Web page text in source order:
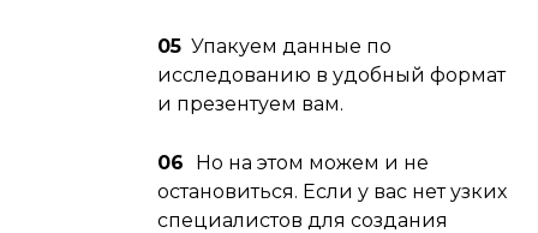
05 Упакуем данные по
исследованию в удобный формат
и презентуем вам.
06 Но на этом можем и не
остановиться. Если у вас нет узких
специалистов для создания